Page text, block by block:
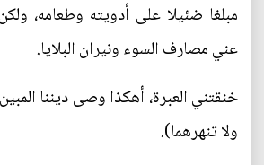
مبلغا ضئيلا على أدويته وطعامه،
عني مصارف السوء ونيران البلايا.
خنقتني العبرة، أهكذا وصى ديننا
ولا تنهرهما).